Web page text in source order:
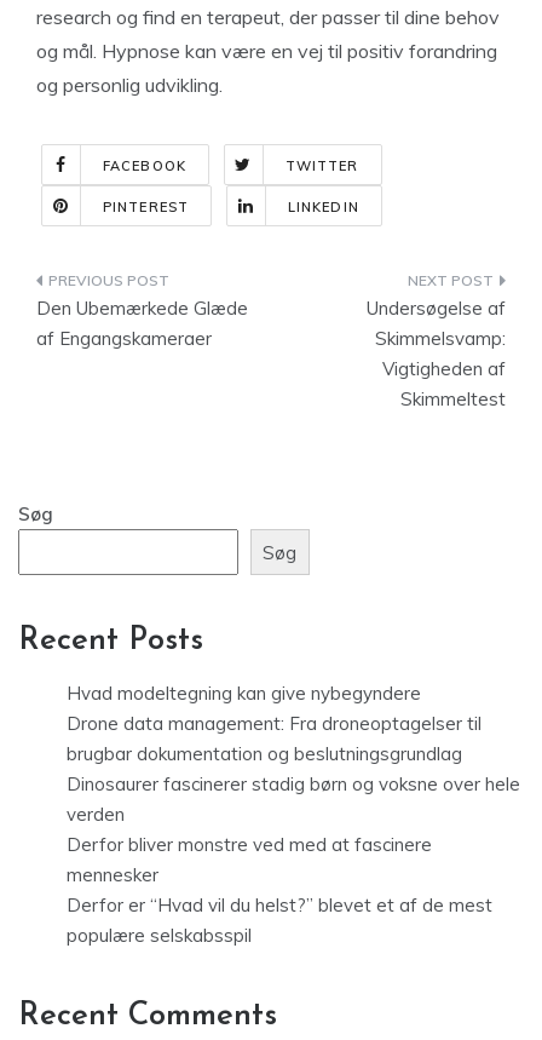
research og find en terapeut, der passer til dine behov
og mål. Hypnose kan være en vej til positiv forandring
og personlig udvikling.
FACEBOOK TWITTER
PINTEREST LINKEDIN
Indlægsnavigation
Den Ubemærkede Glæde
af Engangskameraer
Undersøgelse af
Skimmelsvamp:
Vigtigheden af
Skimmeltest
Søg
Søg
Recent Posts
Hvad modeltegning kan give nybegyndere
Drone data management: Fra droneoptagelser til
brugbar dokumentation og beslutningsgrundlag
Dinosaurer fascinerer stadig børn og voksne over hele
verden
Derfor bliver monstre ved med at fascinere
mennesker
Derfor er “Hvad vil du helst?” blevet et af de mest
populære selskabsspil
Recent Comments